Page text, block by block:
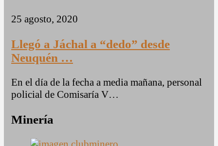
25 agosto, 2020
Llegó a Jáchal a “dedo” desde
Neuquén …
En el día de la fecha a media mañana, personal
policial de Comisaría V…
Minería